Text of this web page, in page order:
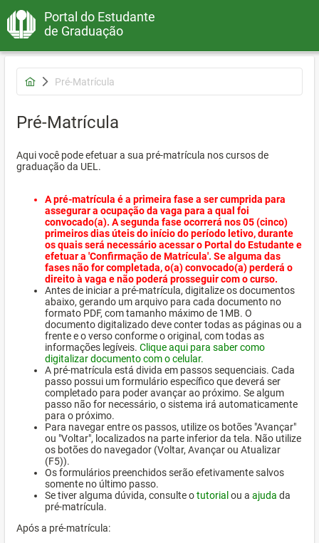
Portal do Estudante
de Graduação
Pré-Matrícula
Pré-Matrícula
Aqui você pode efetuar a sua pré-matrícula nos cursos de
graduação da UEL.
A pré-matrícula é a primeira fase a ser cumprida para
assegurar a ocupação da vaga para a qual foi
convocado(a). A segunda fase ocorrerá nos 05 (cinco)
primeiros dias úteis do início do período letivo, durante
os quais será necessário acessar o Portal do Estudante e
efetuar a 'Confirmação de Matrícula'. Se alguma das
fases não for completada, o(a) convocado(a) perderá o
direito à vaga e não poderá prosseguir com o curso.
Antes de iniciar a pré-matrícula, digitalize os documentos
abaixo, gerando um arquivo para cada documento no
formato PDF, com tamanho máximo de 1MB. O
documento digitalizado deve conter todas as páginas ou a
frente e o verso conforme o original, com todas as
informações legíveis. Clique aqui para saber como
digitalizar documento com o celular.
A pré-matrícula está divida em passos sequenciais. Cada
passo possui um formulário específico que deverá ser
completado para poder avançar ao próximo. Se algum
passo não for necessário, o sistema irá automaticamente
para o próximo.
Para navegar entre os passos, utilize os botões "Avançar"
ou "Voltar", localizados na parte inferior da tela. Não utilize
os botões do navegador (Voltar, Avançar ou Atualizar
(F5)).
Os formulários preenchidos serão efetivamente salvos
somente no último passo.
Se tiver alguma dúvida, consulte otutorial ou a ajuda da
pré-matrícula.
Após a pré-matrícula: